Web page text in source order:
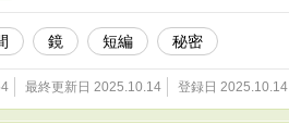
鏡 短編 秘密
最終更新日 2025.10.14 登録日 2025.10.14